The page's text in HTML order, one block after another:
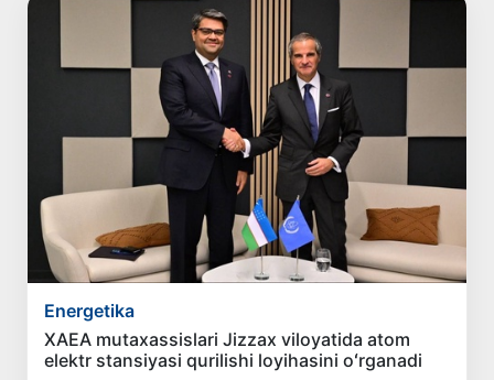
Energetika
XAEA mutaxassislari Jizzax viloyatida atom
elektr stansiyasi qurilishi loyihasini oʻrganadi